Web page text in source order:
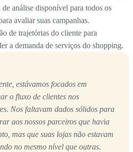
de análise disponível para todos os
avaliar suas campanhas.
de trajetórias do cliente para
a demanda de serviços do shopping.
estávamos focados em
o fluxo de clientes nos
Nos faltavam dados sólidos para
aos nossos parceiros que havia
mas que suas lojas não estavam
no mesmo nível que outras.